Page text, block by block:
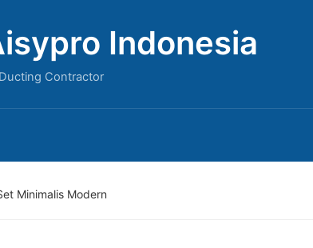
Indonesia
Contractor
Minimalis Modern